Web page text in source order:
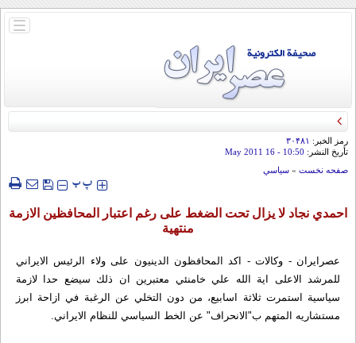
باز
رمز الخبر: ۳۰۴۸۱
تأريخ النشر: 10:50
- 16 May 2011
صفحه نخست » سياسي
‍‍‍ پپ
احمدي نجاد لا يزال تحت الضغط على رغم اعتبار المحافظين الازمة
منتهية
عصرايران - وكالات - اكد المحافظون الدينيون على ولاء الرئيس الايراني
للمرشد الاعلى اية الله علي خامنئي معتبرين ان ذلك سيضع حدا لازمة
سياسية استمرت ثلاثة اسابيع، من دون التخلي عن الرغبة في ازاحة ابرز
مستشاريه المتهم ب"الانحراف" عن الخط السياسي للنظام الايراني.